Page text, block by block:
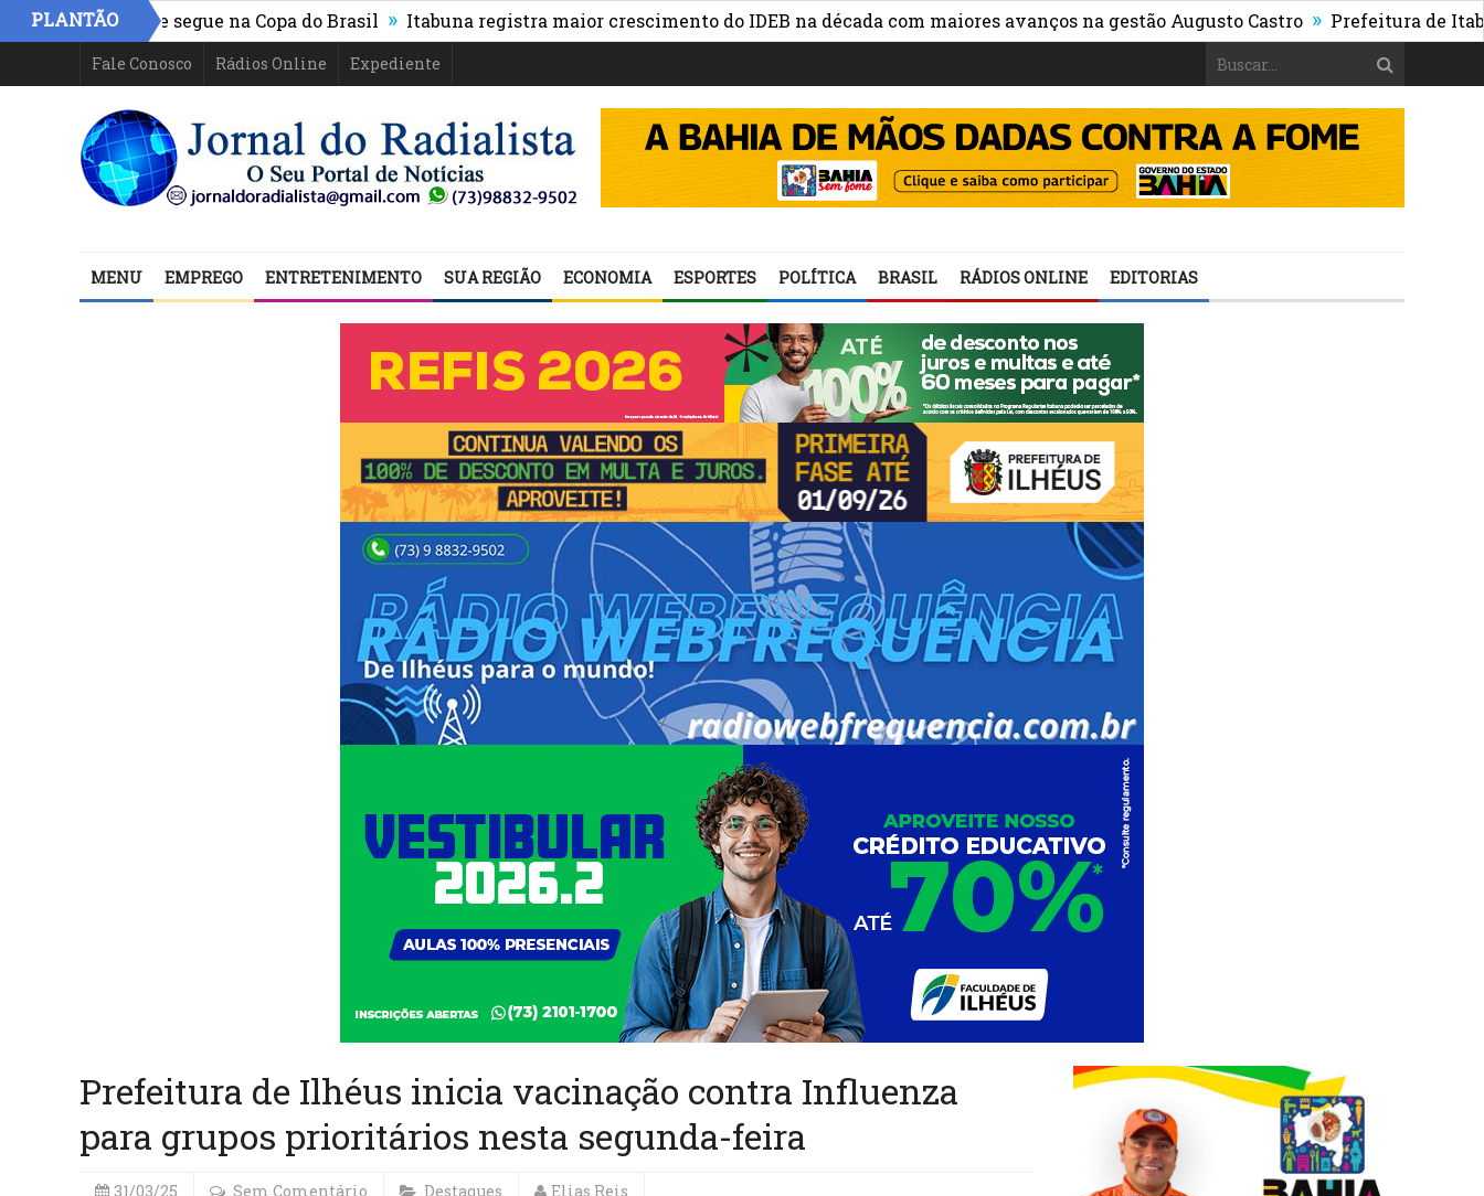
PLANTÃO
PR e segue na Copa do Brasil » Itabuna registra maior crescimento do IDEB na década com maiores avanços na gestão Augusto Castro » Prefeitura de Itabuna
Fale Conosco Rádios Online Expediente
MENU EMPREGO ENTRETENIMENTO SUA REGIÃO ECONOMIA ESPORTES POLÍTICA BRASIL RÁDIOS ONLINE EDITORIAS
Prefeitura de Ilhéus inicia vacinação contra Influenza
para grupos prioritários nesta segunda-feira
31/03/25 Sem Comentário Destaques Elias Reis